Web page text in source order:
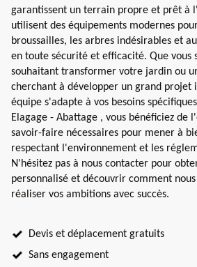
garantissent un terrain propre et prêt à
utilisent des équipements modernes
broussailles, les arbres indésirables et
en toute sécurité et efficacité. Que vous
souhaitant transformer votre jardin ou
cherchant à développer un grand
équipe s'adapte à vos besoins
Elagage - Abattage , vous bénéficiez de
savoir-faire nécessaires pour mener à
respectant l'environnement et les
N'hésitez pas à nous contacter pour
personnalisé et découvrir comment
réaliser vos ambitions avec succès.
Devis et déplacement gratuits
Sans engagement